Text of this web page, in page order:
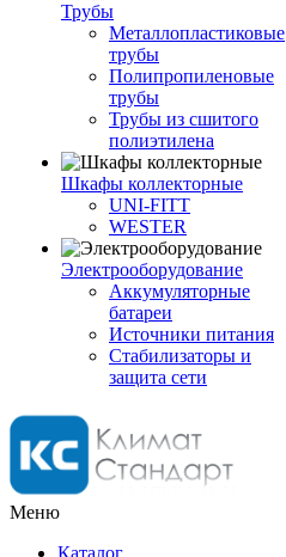
Трубы
Металлопластиковые
трубы
Полипропиленовые
трубы
Трубы из сшитого
полиэтилена
Шкафы коллекторные
UNI-FITT
WESTER
Электрооборудование
Аккумуляторные
батареи
Источники питания
Стабилизаторы и
защита сети
Меню
Каталог